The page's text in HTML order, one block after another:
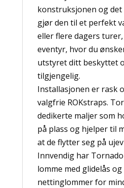
konstruksjonen og
gjør den til et perfekt
eller flere dagers
eventyr, hvor du
utstyret ditt beskyttet
tilgjengelig.
Installasjonen er rask
valgfrie ROKstraps.
dedikerte maljer som
på plass og hjelper til
at de flytter seg på
Innvendig har
lomme med glidelås
nettinglommer for